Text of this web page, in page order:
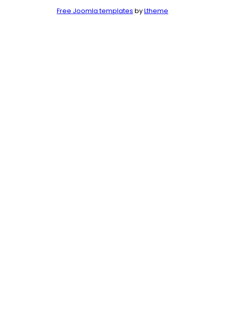
Free Joomla templates byLtheme